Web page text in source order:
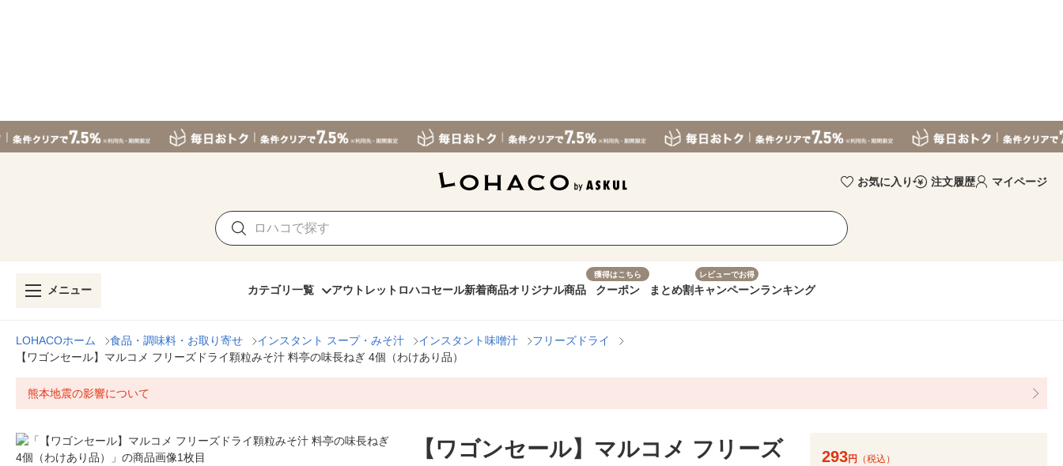
お気に入り 注文履歴 マイページ
メニュー カテゴリ一覧 アウトレット ロハコセール新着商品オリジナル商品
獲得はこちら
クーポン まとめ割
レビューでお得
キャンペーンランキング
LOHACOホーム 食品・調味料・お取り寄せ インスタント スープ・みそ汁 インスタント味噌汁
フリーズドライ
【ワゴンセール】マルコメ フリーズドライ顆粒みそ汁 料亭の味長ねぎ 4個（わけあり品）
熊本地震の影響について
【ワゴンセール】マルコメ フリーズ
293円
（税込）